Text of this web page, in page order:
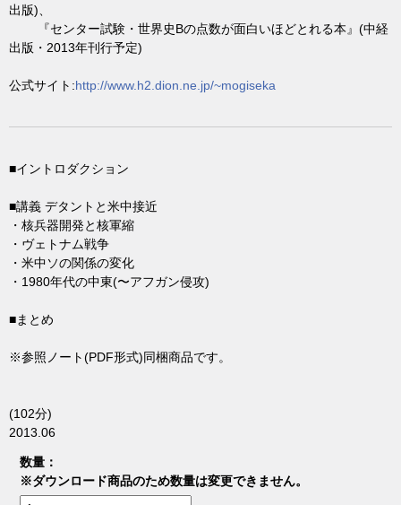
出版)、
『センター試験・世界史Bの点数が面白いほどとれる本』(中経
出版・2013年刊行予定)
公式サイト:http://www.h2.dion.ne.jp/~mogiseka
■イントロダクション
■講義 デタントと米中接近
・核兵器開発と核軍縮
・ヴェトナム戦争
・米中ソの関係の変化
・1980年代の中東(〜アフガン侵攻)
■まとめ
※参照ノート(PDF形式)同梱商品です。
(102分)
2013.06
数量：
※ダウンロード商品のため数量は変更できません。